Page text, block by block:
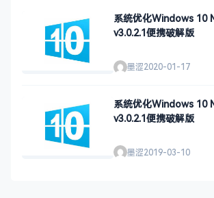
系统优化Windows 10
v3.0.2.1便携破解版
墨涩2020-01-17
系统优化Windows 10
v3.0.2.1便携破解版
墨涩2019-03-10